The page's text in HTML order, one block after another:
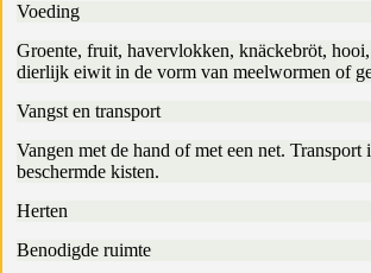
Voeding
Groente, fruit, havervlokken, knäckebröt,
dierlijk eiwit in de vorm van meelwormen of
Vangst en transport
Vangen met de hand of met een net. Transport
beschermde kisten.
Herten
Benodigde ruimte